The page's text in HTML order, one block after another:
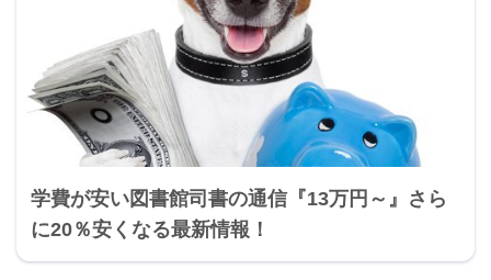
学費が安い図書館司書の通信『13万円～』さら
に20％安くなる最新情報！